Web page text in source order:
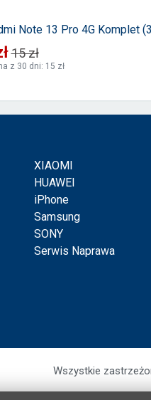
Note 13 Pro 4G Komplet
15 zł
z 30 dni: 15 zł
XIAOMI
HUAWEI
iPhone
Samsung
SONY
Serwis Naprawa
Wszystkie